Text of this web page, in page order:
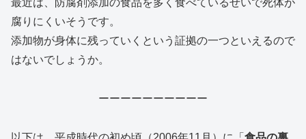
最近は、防腐剤添加の食品を多く食べているせいで死体が
腐りにくいそうです。
添加物が身体に残っていくという証拠の一つといえるので
はないでしょうか。
ーーーーーーーーーー